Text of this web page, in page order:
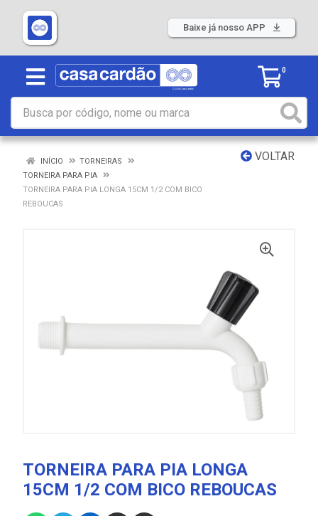
Baixe já nosso APP
0
VOLTAR
INÍCIO
TORNEIRAS
TORNEIRA PARA PIA
TORNEIRA PARA PIA LONGA 15CM 1/2 COM BICO
REBOUCAS
TORNEIRA PARA PIA LONGA
15CM 1/2 COM BICO REBOUCAS